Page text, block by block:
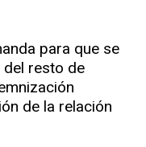
para que se
del resto de
de la relación